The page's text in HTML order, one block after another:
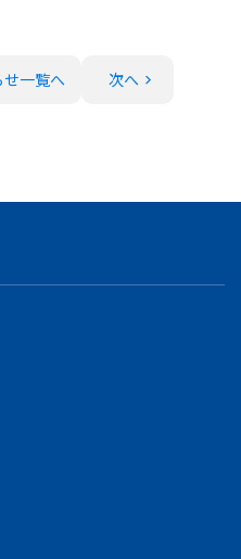
せ一覧へ 次へ